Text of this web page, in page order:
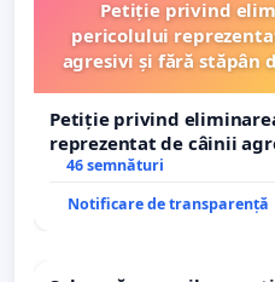
Petiție privind
pericolului
agresivi și fără stăpân
Petiție privind
reprezentat de câinii
stăpân din comuna Tunari
46 semnături
Notificare de transparență